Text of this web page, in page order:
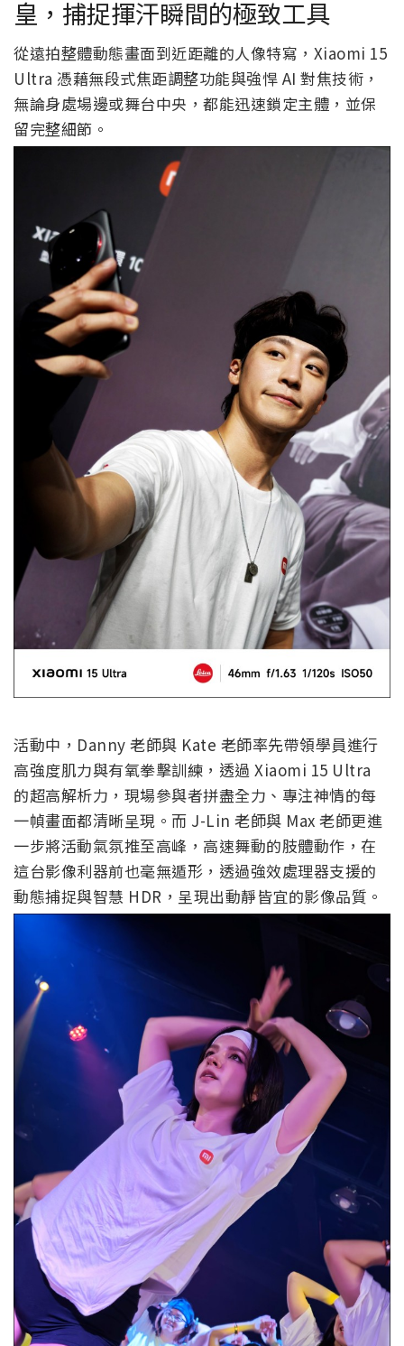
皇，捕捉揮汗瞬間的極致工具
從遠拍整體動態畫面到近距離的人像特寫，Xiaomi 15
Ultra 憑藉無段式焦距調整功能與強悍 AI 對焦技術，
無論身處場邊或舞台中央，都能迅速鎖定主體，並保
留完整細節。
活動中，Danny 老師與 Kate 老師率先帶領學員進行
高強度肌力與有氧拳擊訓練，透過 Xiaomi 15 Ultra
的超高解析力，現場參與者拼盡全力、專注神情的每
一幀畫面都清晰呈現。而 J-Lin 老師與 Max 老師更進
一步將活動氣氛推至高峰，高速舞動的肢體動作，在
這台影像利器前也毫無遁形，透過強效處理器支援的
動態捕捉與智慧 HDR，呈現出動靜皆宜的影像品質。